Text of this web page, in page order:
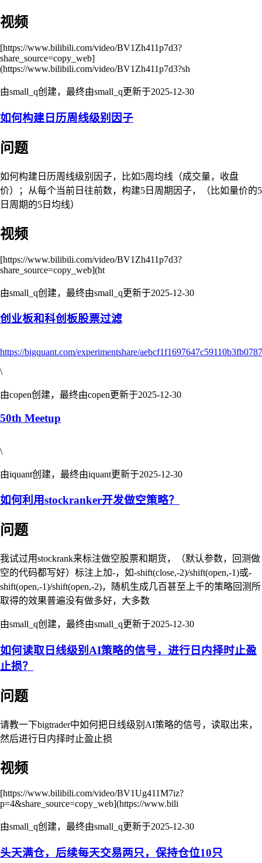
视频
[https://www.bilibili.com/video/BV1Zh411p7d3?
share_source=copy_web]
(https://www.bilibili.com/video/BV1Zh411p7d3?sh
由small_q创建，最终由small_q更新于2025-12-30
如何构建日历周线级别因子
问题
如何构建日历周线级别因子，比如5周均线（成交量，收盘
价）；从每个当前日往前数，构建5日周期因子，（比如量价的5
日周期的5日均线）
视频
[https://www.bilibili.com/video/BV1Zh411p7d3?
share_source=copy_web](ht
由small_q创建，最终由small_q更新于2025-12-30
创业板和科创板股票过滤
https://bigquant.com/experimentshare/
\
由copen创建，最终由copen更新于2025-12-30
50th Meetup
\
由iquant创建，最终由iquant更新于2025-12-30
如何利用stockranker开发做空策略？
问题
我试过用stockrank来标注做空股票和期货，（默认参数，回测做
空的代码都写好）标注上加-，如-shift(close,-2)/shift(open,-1)或-
shift(open,-1)/shift(open,-2)，随机生成几百甚至上千的策略回测所
取得的效果普遍没有做多好，大多数
由small_q创建，最终由small_q更新于2025-12-30
如何读取日线级别AI策略的信号，进行日内择时止盈
止损？
问题
请教一下bigtrader中如何把日线级别AI策略的信号，读取出来，
然后进行日内择时止盈止损
视频
[https://www.bilibili.com/video/BV1Ug411M7iz?
p=4&share_source=copy_web](https://www.bili
由small_q创建，最终由small_q更新于2025-12-30
头天满仓，后续每天交易两只，保持仓位10只